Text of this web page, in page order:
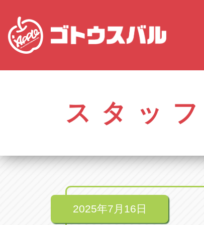
アップル春日井中央店
愛知県春日井市柏井町4-43-1
アップル一宮22号店
アップル春日井店
アップル碧
愛知県碧南
アップル小
アップル尾
愛知県尾張
スタッ
2025年7月16日